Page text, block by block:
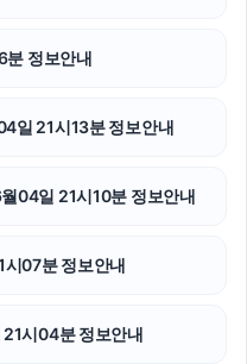
이혼변호사
서초하수구막힘
동탄피부과
폰테크
정보안내
일 21시13분 정보안내
04일 21시10분 정보안내
07분 정보안내
시04분 정보안내